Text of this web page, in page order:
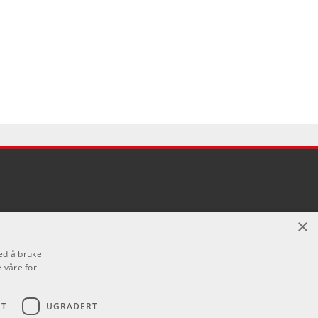
×
å bruke
våre for
UGRADERT